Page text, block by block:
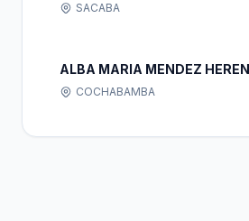
SACABA
ALBA MARIA MENDEZ
COCHABAMBA